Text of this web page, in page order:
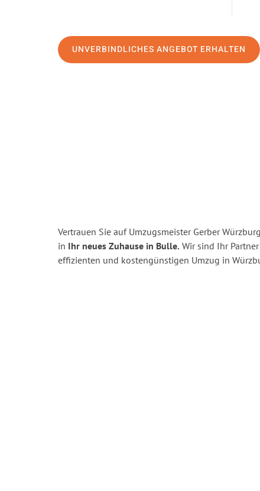
UNVERBINDLICHES ANGEBOT ERHALTEN
Vertrauen Sie auf Umzugsmeister Gerber
in Ihr neues Zuhause in Bulle. Wir sind Ihr
effizienten und kostengünstigen Umzug in